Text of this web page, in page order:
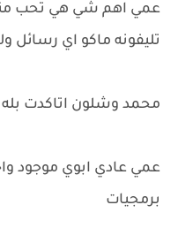
عمي اهم شي هي تحب
تليفونه ماكو اي رسائل
محمد وشلون اتاكدت
عمي عادي ابوي موجود
برمجيات